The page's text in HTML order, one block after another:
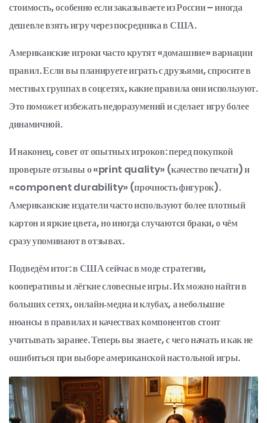
стоимость, особенно если заказываете из России – иногда
дешевле взять игру через посредника в США.
Американские игроки часто крутят «домашние» вариации
правил. Если вы планируете играть с друзьями, спросите в
местных группах в соцсетях, какие правила они используют.
Это поможет избежать недоразумений и сделает игру более
динамичной.
И наконец, совет от опытных игроков: перед покупкой
проверьте отзывы о «print quality» (качество печати) и
«component durability» (прочность фигурок).
Американские издатели часто используют более плотный
картон и яркие цвета, но иногда случаются браки, о чём
сразу упоминают в отзывах.
Подведём итог: в США сейчас в моде стратегии,
кооперативы и лёгкие словесные игры. Их можно найти в
больших сетях, онлайн‑медиа и клубах, а небольшие
нюансы в правилах и качествах компонентов стоит
учитывать заранее. Теперь вы знаете, с чего начать и как не
ошибиться при выборе американской настольной игры.